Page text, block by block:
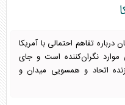
تفاهم احتمالی با آمریکا
موارد نگران‌کننده است و جای
اتحاد و همسویی میدان و